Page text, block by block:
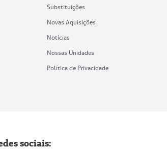
Substituições
Novas Aquisições
Notícias
Nossas Unidades
Política de Privacidade
sociais: